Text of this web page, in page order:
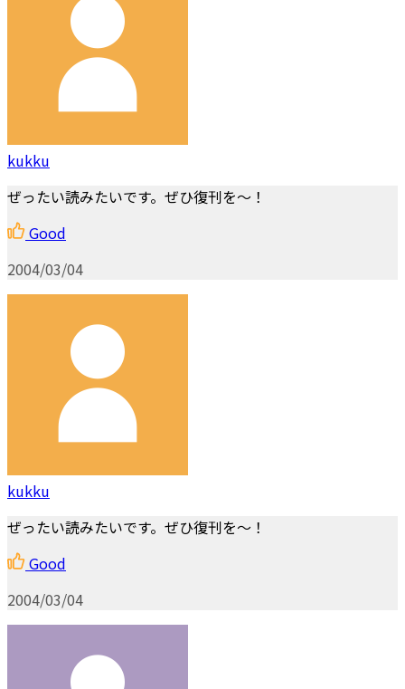
kukku
ぜったい読みたいです。ぜひ復刊を～！
Good
2004/03/04
kukku
ぜったい読みたいです。ぜひ復刊を～！
Good
2004/03/04